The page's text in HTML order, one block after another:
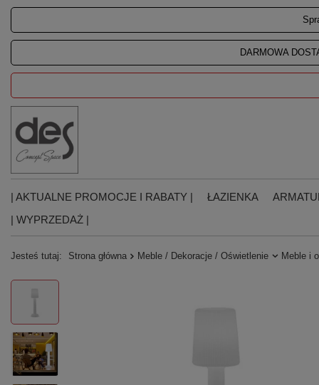
DARMOWA
| AKTUALNE PROMOCJE I RABATY | ŁAZIENKA
| WYPRZEDAŻ |
Jesteś tutaj: Strona główna Meble / Dekoracje / Oświetlenie Meble i